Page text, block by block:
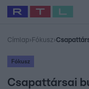
Legfrissebb RTL Híradó
Babits Marcella
Címlap› Fókusz›
Fókusz
Csapattársai